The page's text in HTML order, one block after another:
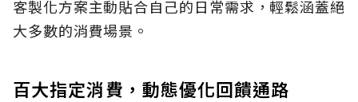
客製化方案主動貼合自己的日常需求，輕鬆涵蓋絕
大多數的消費場景。
百大指定消費，動態優化回饋通路